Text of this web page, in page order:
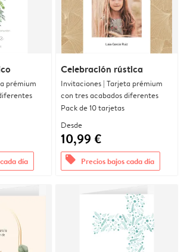
prémium
día
Celebración rústica
Invitaciones | Tarjeta prémium
con tres acabados diferentes
Pack de 10 tarjetas
Desde
10,99 €
offers Precios bajos cada día